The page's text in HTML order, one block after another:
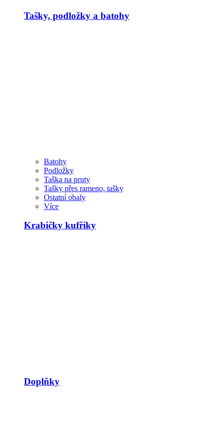
Tašky, podložky a batohy
Batohy
Podložky
Taška na pruty
Tašky přes rameno, tašky
Ostatní obaly
Více
Krabičky kufříky
Doplňky